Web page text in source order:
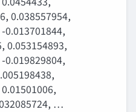
0.038557954,
0.013701844,
0.053154893,
0.019829804,
…